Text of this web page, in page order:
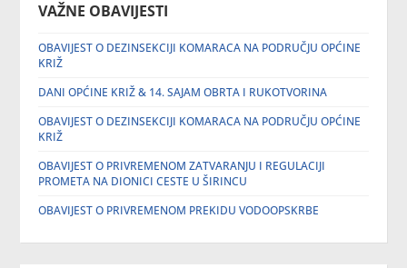
VAŽNE OBAVIJESTI
OBAVIJEST O DEZINSEKCIJI KOMARACA NA PODRUČJU OPĆINE
KRIŽ
DANI OPĆINE KRIŽ & 14. SAJAM OBRTA I RUKOTVORINA
OBAVIJEST O DEZINSEKCIJI KOMARACA NA PODRUČJU OPĆINE
KRIŽ
OBAVIJEST O PRIVREMENOM ZATVARANJU I REGULACIJI
PROMETA NA DIONICI CESTE U ŠIRINCU
OBAVIJEST O PRIVREMENOM PREKIDU VODOOPSKRBE